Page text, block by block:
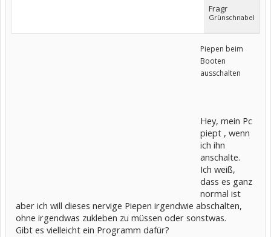
Fragr
Grünschnabel
Piepen beim
Booten
ausschalten
Hey, mein Pc
piept , wenn
ich ihn
anschalte.
Ich weiß,
dass es ganz
normal ist
aber ich will dieses nervige Piepen irgendwie abschalten,
ohne irgendwas zukleben zu müssen oder sonstwas.
Gibt es vielleicht ein Programm dafür?